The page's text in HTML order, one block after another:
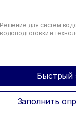
Решение для систем
водоподготовки и
Быстрый
Заполнить